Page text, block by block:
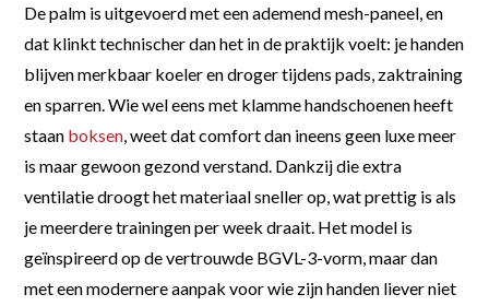
De palm is uitgevoerd met een ademend mesh-paneel, en
dat klinkt technischer dan het in de praktijk voelt: je handen
blijven merkbaar koeler en droger tijdens pads, zaktraining
en sparren. Wie wel eens met klamme handschoenen heeft
staan boksen, weet dat comfort dan ineens geen luxe meer
is maar gewoon gezond verstand. Dankzij die extra
ventilatie droogt het materiaal sneller op, wat prettig is als
je meerdere trainingen per week draait. Het model is
geïnspireerd op de vertrouwde BGVL-3-vorm, maar dan
met een modernere aanpak voor wie zijn handen liever niet